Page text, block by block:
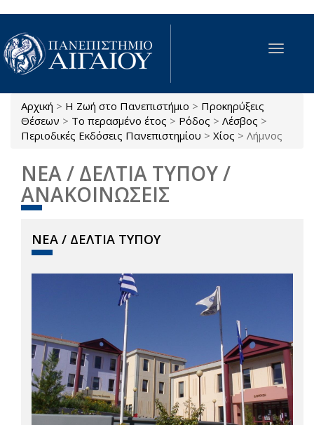
Παράκαμψη προς το κυρίως περιεχόμενο
Toggle
Είστε εδώ
Αρχική > Η Ζωή στο Πανεπιστήμιο > Προκηρύξεις
Θέσεων > Το περασμένο έτος > Ρόδος > Λέσβος >
Περιοδικές Εκδόσεις Πανεπιστημίου > Χίος > Λήμνος
ΝΕΑ / ΔΕΛΤΙΑ ΤΥΠΟΥ /
ΑΝΑΚΟΙΝΩΣΕΙΣ
ΝΕΑ / ΔΕΛΤΙΑ ΤΥΠΟΥ